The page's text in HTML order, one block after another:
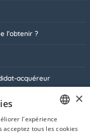
l’obtenir ?
acquéreur
FRENCH
×
l'expérience
tous les cookies